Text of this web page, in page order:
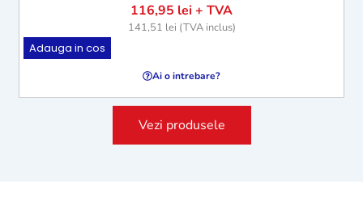
116,95 lei+ TVA
141,51 lei (TVA inclus)
Adauga in cos
Ai o intrebare?
Vezi produsele